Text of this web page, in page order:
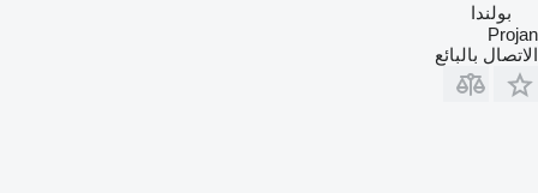
بولندا
Projan
الاتصال بالبائع